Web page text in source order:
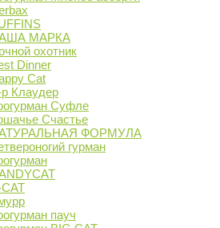
МАРКА
охотник
Dinner
Cat
Клаудер
Суфле
Счастье
ФОРМУЛА
гурман
пауч